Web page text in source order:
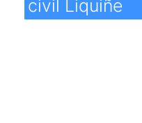
civil Liquiñe